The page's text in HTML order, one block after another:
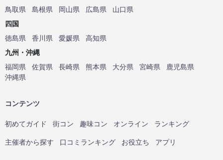
鳥取県
島根県 岡山県 広島県
山口県
四国
徳島県
香川県 愛媛県
高知県
九州・沖縄
福岡県
佐賀県 長崎県 熊本県 大分県 宮崎県
鹿児島県
沖縄県
コンテンツ
初めてガイド 街コン 趣味コン オンライン ランキング
主催者から探す 口コミランキング お役立ち アプリ